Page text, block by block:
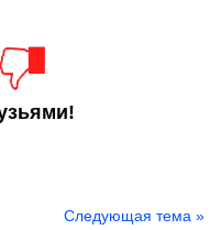
Следующая тема »